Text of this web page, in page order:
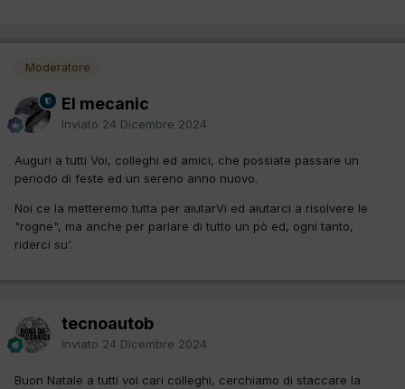
Moderatore
El mecanic
Inviato 24 Dicembre 2024
Auguri a tutti Voi, colleghi ed amici, che possiate passare un
periodo di feste ed un sereno anno nuovo.
Noi ce la metteremo tutta per aiutarVi ed aiutarci a risolvere le
"rogne", ma anche per parlare di tutto un pò ed, ogni tanto,
riderci su'.
tecnoautob
Inviato 24 Dicembre 2024
Buon Natale a tutti voi cari colleghi, cerchiamo di staccare la